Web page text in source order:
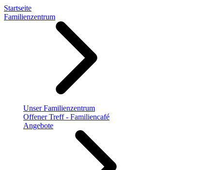
Startseite
Familienzentrum
Unser Familienzentrum
Offener Treff - Familiencafé
Angebote